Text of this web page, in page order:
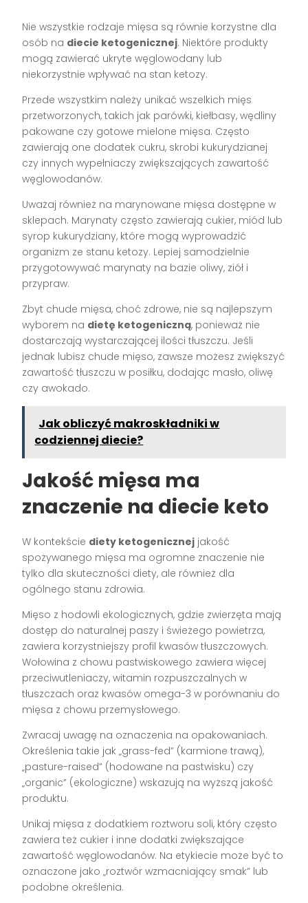
Nie wszystkie rodzaje mięsa są równie korzystne dla
osób na diecie ketogenicznej. Niektóre produkty
mogą zawierać ukryte węglowodany lub
niekorzystnie wpływać na stan ketozy.
Przede wszystkim należy unikać wszelkich mięs
przetworzonych, takich jak parówki, kiełbasy, wędliny
pakowane czy gotowe mielone mięsa. Często
zawierają one dodatek cukru, skrobi kukurydzianej
czy innych wypełniaczy zwiększających zawartość
węglowodanów.
Uważaj również na marynowane mięsa dostępne w
sklepach. Marynaty często zawierają cukier, miód lub
syrop kukurydziany, które mogą wyprowadzić
organizm ze stanu ketozy. Lepiej samodzielnie
przygotowywać marynaty na bazie oliwy, ziół i
przypraw.
Zbyt chude mięsa, choć zdrowe, nie są najlepszym
wyborem na dietę ketogeniczną, ponieważ nie
dostarczają wystarczającej ilości tłuszczu. Jeśli
jednak lubisz chude mięso, zawsze możesz zwiększyć
zawartość tłuszczu w posiłku, dodając masło, oliwę
czy awokado.
Jak obliczyć makroskładniki w
codziennej diecie?
Jakość mięsa ma
znaczenie na diecie keto
W kontekście diety ketogenicznej jakość
spożywanego mięsa ma ogromne znaczenie nie
tylko dla skuteczności diety, ale również dla
ogólnego stanu zdrowia.
Mięso z hodowli ekologicznych, gdzie zwierzęta mają
dostęp do naturalnej paszy i świeżego powietrza,
zawiera korzystniejszy profil kwasów tłuszczowych.
Wołowina z chowu pastwiskowego zawiera więcej
przeciwutleniaczy, witamin rozpuszczalnych w
tłuszczach oraz kwasów omega-3 w porównaniu do
mięsa z chowu przemysłowego.
Zwracaj uwagę na oznaczenia na opakowaniach.
Określenia takie jak „grass-fed” (karmione trawą),
„pasture-raised” (hodowane na pastwisku) czy
„organic” (ekologiczne) wskazują na wyższą jakość
produktu.
Unikaj mięsa z dodatkiem roztworu soli, który często
zawiera też cukier i inne dodatki zwiększające
zawartość węglowodanów. Na etykiecie może być to
oznaczone jako „roztwór wzmacniający smak” lub
podobne określenia.